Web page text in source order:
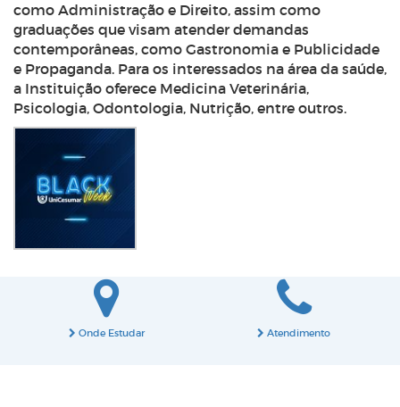
como Administração e Direito, assim como
graduações que visam atender demandas
contemporâneas, como Gastronomia e Publicidade
e Propaganda. Para os interessados na área da saúde,
a Instituição oferece Medicina Veterinária,
Psicologia, Odontologia, Nutrição, entre outros.
Onde Estudar Atendimento